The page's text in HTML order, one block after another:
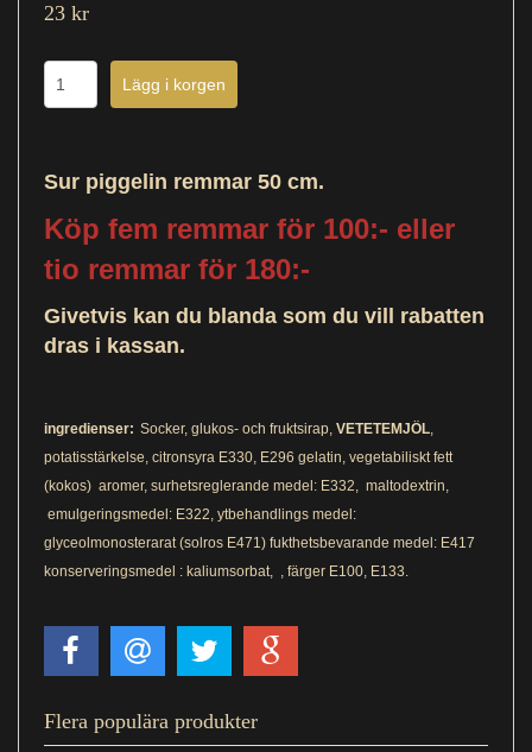
23 kr
Sur piggelin remmar 50 cm.
Köp fem remmar för 100:- eller
tio remmar för 180:-
Givetvis kan du blanda som du vill rabatten
dras i kassan.
ingredienser: Socker, glukos- och fruktsirap, VETETEMJÖL,
potatisstärkelse, citronsyra E330, E296 gelatin, vegetabiliskt fett
(kokos) aromer, surhetsreglerande medel: E332, maltodextrin,
emulgeringsmedel: E322, ytbehandlings medel:
glyceolmonosterarat (solros E471) fukthetsbevarande medel: E417
konserveringsmedel : kaliumsorbat, , färger E100, E133.
Flera populära produkter